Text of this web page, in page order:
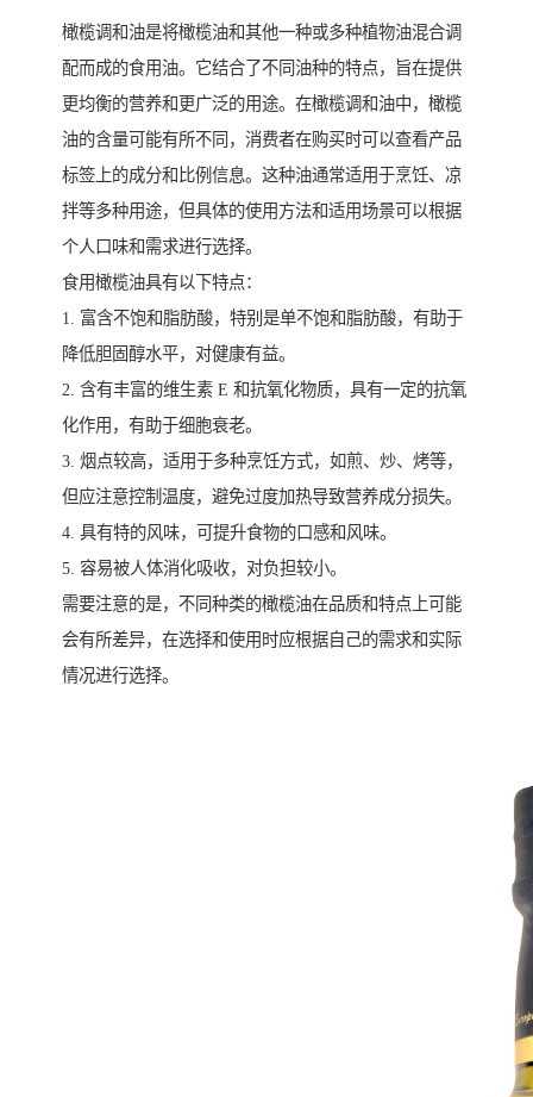
橄榄调和油是将橄榄油和其他一种或多种植物油混合调
配而成的食用油。它结合了不同油种的特点，旨在提供
更均衡的营养和更广泛的用途。在橄榄调和油中，橄榄
油的含量可能有所不同，消费者在购买时可以查看产品
标签上的成分和比例信息。这种油通常适用于烹饪、凉
拌等多种用途，但具体的使用方法和适用场景可以根据
个人口味和需求进行选择。
食用橄榄油具有以下特点：
1. 富含不饱和脂肪酸，特别是单不饱和脂肪酸，有助于
降低胆固醇水平，对健康有益。
2. 含有丰富的维生素 E 和抗氧化物质，具有一定的抗氧
化作用，有助于细胞衰老。
3. 烟点较高，适用于多种烹饪方式，如煎、炒、烤等，
但应注意控制温度，避免过度加热导致营养成分损失。
4. 具有特的风味，可提升食物的口感和风味。
5. 容易被人体消化吸收，对负担较小。
需要注意的是，不同种类的橄榄油在品质和特点上可能
会有所差异，在选择和使用时应根据自己的需求和实际
情况进行选择。